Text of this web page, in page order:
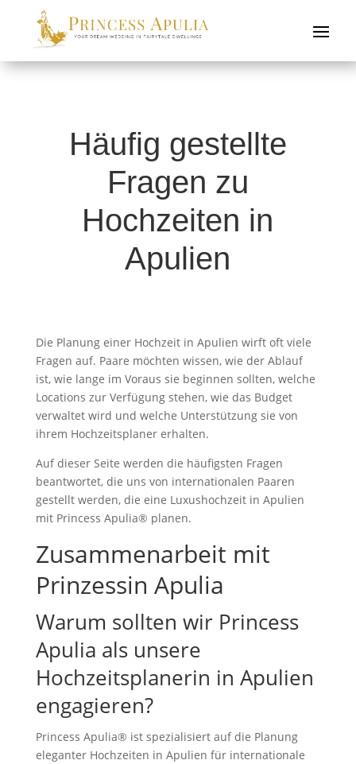
Häufig gestellte
Fragen zu
Hochzeiten in
Apulien
Die Planung einer Hochzeit in Apulien wirft oft viele
Fragen auf. Paare möchten wissen, wie der Ablauf
ist, wie lange im Voraus sie beginnen sollten, welche
Locations zur Verfügung stehen, wie das Budget
verwaltet wird und welche Unterstützung sie von
ihrem Hochzeitsplaner erhalten.
Auf dieser Seite werden die häufigsten Fragen
beantwortet, die uns von internationalen Paaren
gestellt werden, die eine Luxushochzeit in Apulien
mit Princess Apulia® planen.
Zusammenarbeit mit
Prinzessin Apulia
Warum sollten wir Princess
Apulia als unsere
Hochzeitsplanerin in Apulien
engagieren?
Princess Apulia® ist spezialisiert auf die Planung
eleganter Hochzeiten in Apulien für internationale